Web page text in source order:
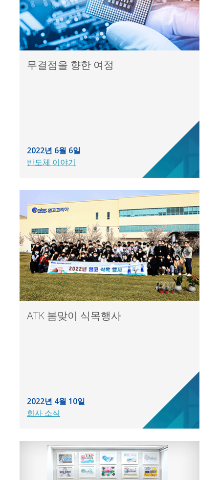
무결점을 향한 여정
2022년 6월 6일
반도체 이야기
ATK 봄맞이 식목행사
2022년 4월 10일
회사 소식